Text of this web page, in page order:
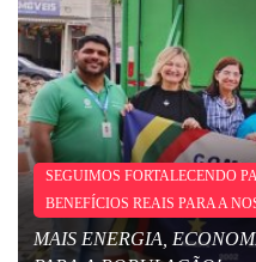
SEGUIMOS FORTALECENDO
BENEFÍCIOS REAIS PARA A
MAIS ENERGIA,